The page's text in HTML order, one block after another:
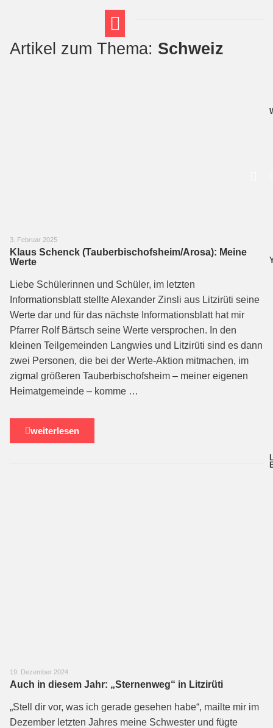
Artikel zum Thema: Schweiz
3. Februar 2025
Klaus Schenck (Tauberbischofsheim/Arosa): Meine
Werte
Liebe Schülerinnen und Schüler, im letzten
Informationsblatt stellte Alexander Zinsli aus Litzirüti seine
Werte dar und für das nächste Informationsblatt hat mir
Pfarrer Rolf Bärtsch seine Werte versprochen. In den
kleinen Teilgemeinden Langwies und Litzirüti sind es dann
zwei Personen, die bei der Werte-Aktion mitmachen, im
zigmal größeren Tauberbischofsheim – meiner eigenen
Heimatgemeinde – komme …
weiterlesen
19. Dezember 2024
Auch in diesem Jahr: „Sternenweg“ in Litzirüti
„Stell dir vor, was ich gerade gesehen habe“, mailte mir im
Dezember letzten Jahres meine Schwester und fügte